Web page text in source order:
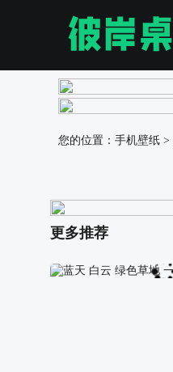
您的位置： 手机壁纸 >
更多推荐